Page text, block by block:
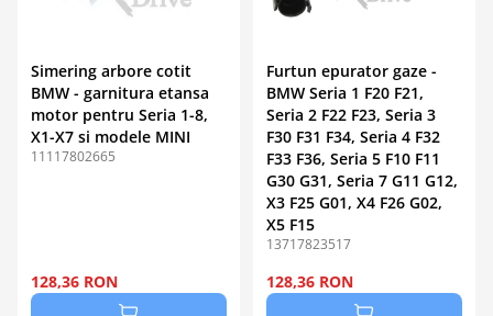
Simering arbore cotit
BMW - garnitura etansa
motor pentru Seria 1-8,
X1-X7 si modele MINI
11117802665
128,36 RON
Furtun epurator gaze -
BMW Seria 1 F20 F21,
Seria 2 F22 F23, Seria 3
F30 F31 F34, Seria 4 F32
F33 F36, Seria 5 F10 F11
G30 G31, Seria 7 G11 G12,
X3 F25 G01, X4 F26 G02,
X5 F15
13717823517
128,36 RON